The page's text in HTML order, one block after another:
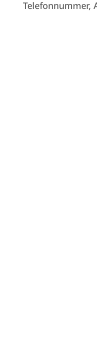
Telefonnummer,